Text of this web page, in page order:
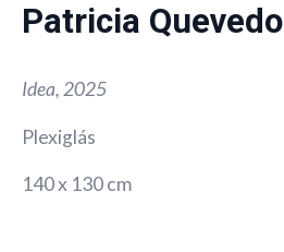
Patricia Quevedo
Idea, 2025
Plexiglás
140 x 130 cm